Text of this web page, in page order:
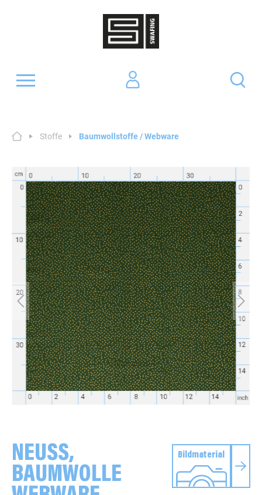
Stoffe Baumwollstoffe / Webware
NEUSS,
BAUMWOLLE
Bildmaterial